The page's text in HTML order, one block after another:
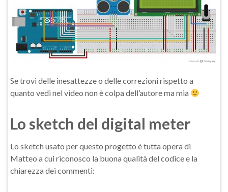
Se trovi delle inesattezze o delle correzioni rispetto a
quanto vedi nel video non è colpa dell’autore ma mia
Lo sketch del digital meter
Lo sketch usato per questo progetto è tutta opera di
Matteo a cui riconosco la buona qualità del codice e la
chiarezza dei commenti: